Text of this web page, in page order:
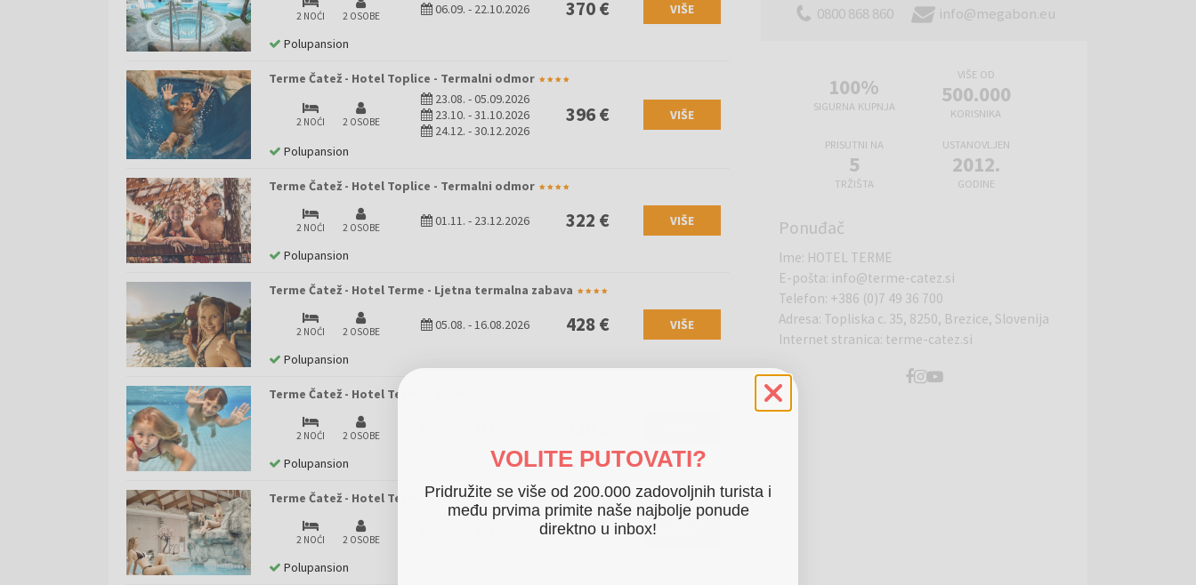
2 NOĆI 2 OSOBE 06.09. - 22.10.2026 370 € VIŠE
Polupansion
Terme Čatež - Hotel Toplice - Termalni odmor
2 NOĆI 2 OSOBE
23.08. -05.09.2026
23.10. -31.10.2026
24.12. -30.12.2026
396 € VIŠE
Polupansion
Terme Čatež - Hotel Toplice - Termalni odmor
2 NOĆI 2 OSOBE 01.11. - 23.12.2026 322 € VIŠE
Polupansion
Terme Čatež - Hotel Terme - Ljetna termalna zabava
2 NOĆI 2 OSOBE 05.08. -16.08.2026 428 € VIŠE
Polupansion
Terme Čatež - Hotel Terme - Termalni odmor
2 NOĆI 2 OSOBE
Polupansion
Terme Čatež - Hotel Terme - Termalni odmor
2 NOĆI 2 OSOBE 380 €
Polupansion
0800 868 860 info@megabon.eu
100%
SIGURNA KUPNJA
VIŠE OD
500.000
KORISNIKA
PRISUTNI NA
5
TRŽIŠTA
USTANOVLJEN
2012.
GODINE
Ponuđač
Ime: HOTEL TERME
E-pošta: info@terme-catez.si
Telefon: +386 (0)7 49 36 700
Adresa: Topliska c. 35, 8250, Brezice, Slovenija
Internet stranica: terme-catez.si
VOLITE PUTOVATI?
Pridružite se više od 200.000 zadovoljnih turista i
među prvima primite naše najbolje ponude
direktno u inbox!